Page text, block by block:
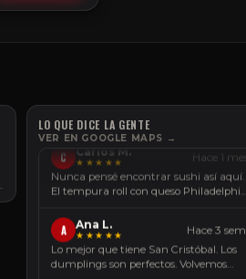
LO QUE DICE LA GENTE
VER EN GOOGLE MAPS →
discusión. El crispy chicken lo pedimos
cada vez que vamos.
C Carlos M.
Nunca pensé encontrar sushi así aquí.
El tempura roll con queso Philadelphia
te cambia la vida.
A ★★★★★
Lo mejor que tiene San Cristóbal. Los
dumplings son perfectos. Volvemos
siempre.